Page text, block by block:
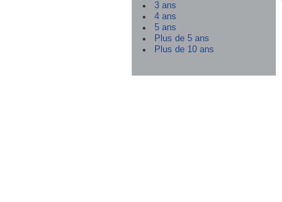
3 ans
4 ans
5 ans
Plus de 5 ans
Plus de 10 ans